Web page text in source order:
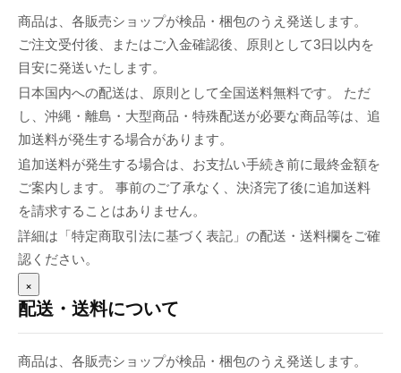
商品は、各販売ショップが検品・梱包のうえ発送します。
ご注文受付後、またはご入金確認後、原則として3日以内を
目安に発送いたします。
日本国内への配送は、原則として全国送料無料です。 ただ
し、沖縄・離島・大型商品・特殊配送が必要な商品等は、追
加送料が発生する場合があります。
追加送料が発生する場合は、お支払い手続き前に最終金額を
ご案内します。 事前のご了承なく、決済完了後に追加送料
を請求することはありません。
詳細は「特定商取引法に基づく表記」の配送・送料欄をご確
認ください。
×
配送・送料について
商品は、各販売ショップが検品・梱包のうえ発送します。